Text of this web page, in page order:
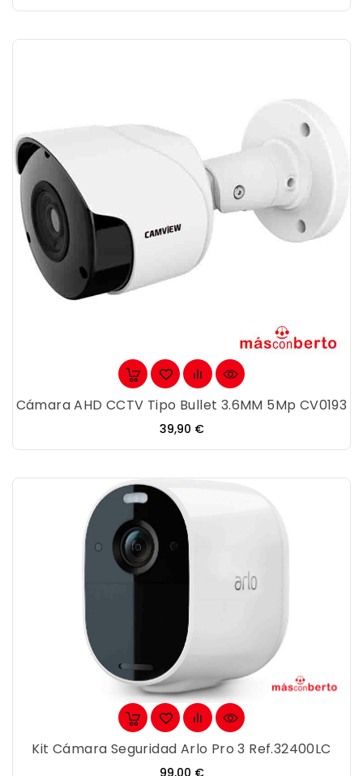
Cámara AHD CCTV Tipo Bullet 3.6MM 5Mp CV0193
Precio
39,90 €
Kit Cámara Seguridad Arlo Pro 3 Ref.32400LC
Precio